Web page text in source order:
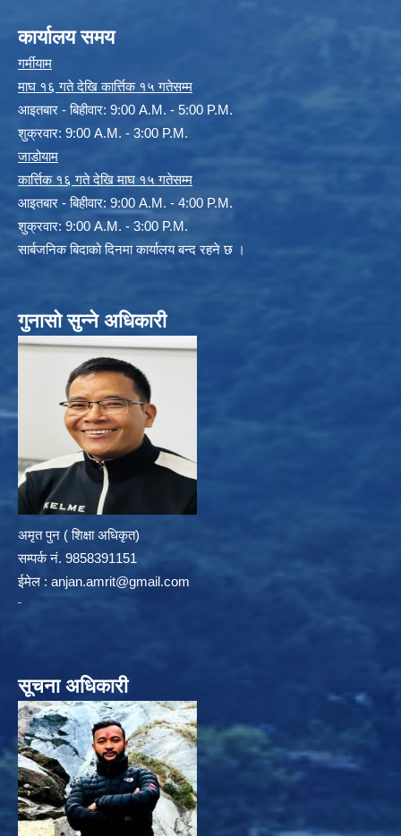
कार्यालय समय
गर्मीयाम
माघ १६ गते देखि कार्त्तिक १५ गतेसम्म
आइतबार - बिहीवार: 9:00 A.M. - 5:00 P.M.
शुक्रवार: 9:00 A.M. - 3:00 P.M.
जाडोयाम
कार्त्तिक १६ गते देखि माघ १५ गतेसम्म
आइतबार - बिहीवार: 9:00 A.M. - 4:00 P.M.
शुक्रवार: 9:00 A.M. - 3:00 P.M.
सार्बजनिक बिदाको दिनमा कार्यालय बन्द रहने छ ।
गुनासो सुन्ने अधिकारी
अमृत पुन ( शिक्षा अधिकृत)
सम्पर्क न‌ं. 9858391151
ईमेल : anjan.amrit@gmail.com
सूचना अधिकारी